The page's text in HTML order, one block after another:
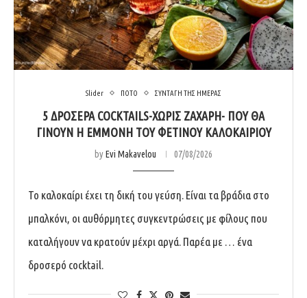
Slider ΠΟΤΟ ΣΥΝΤΑΓΗ ΤΗΣ ΗΜΕΡΑΣ
5 ΔΡΟΣΕΡΆ COCKTAILS-ΧΩΡΊΣ ΖΆΧΑΡΗ- ΠΟΥ ΘΑ
ΓΊΝΟΥΝ Η ΕΜΜΟΝΉ ΤΟΥ ΦΕΤΙΝΟΎ ΚΑΛΟΚΑΙΡΙΟΎ
byEvi Makavelou 07/08/2026
Το καλοκαίρι έχει τη δική του γεύση. Είναι τα βράδια στο
μπαλκόνι, οι αυθόρμητες συγκεντρώσεις με φίλους που
καταλήγουν να κρατούν μέχρι αργά. Παρέα με … ένα
δροσερό cocktail.